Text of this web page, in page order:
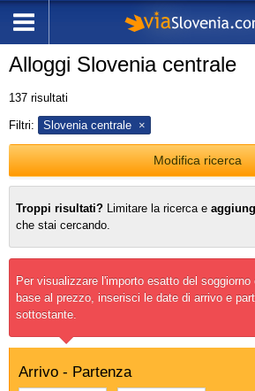
Alloggi Slovenia centrale
137 risultati
Filtri: Slovenia centrale
Modifica ricerca
Troppi risultati? Limitare la ricerca e
che stai cercando.
Per visualizzare l'importo esatto del
base al prezzo, inserisci le date di arrivo e
sottostante.
Arrivo - Partenza